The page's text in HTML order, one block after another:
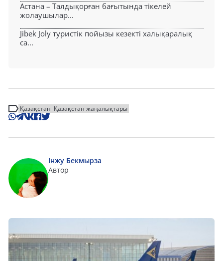
Астана – Талдықорған бағытында тікелей
жолаушылар...
Jibek Joly туристік пойызы кезекті халықаралық
са...
Қазақстан Қазақстан жаңалықтары
Інжу Бекмырза
Автор